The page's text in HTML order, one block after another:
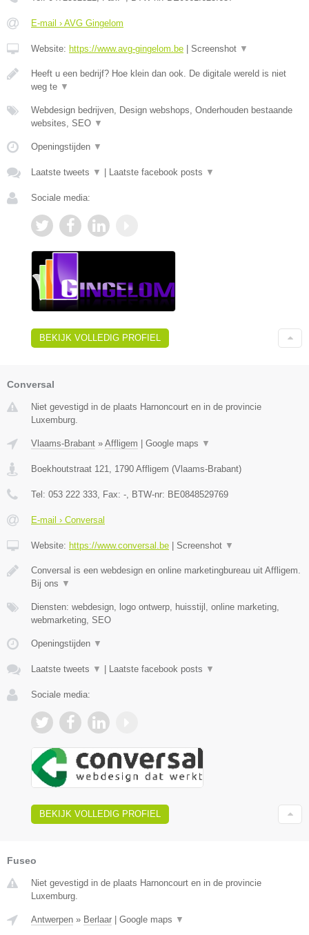
E-mail › AVG Gingelom
Website: https://www.avg-gingelom.be Screenshot ▼
Heeft u een bedrijf? Hoe klein dan ook. De digitale wereld is niet
weg te ▼
Webdesign bedrijven, Design webshops, Onderhouden bestaande
websites, SEO ▼
Openingstijden ▼
Laatste tweets ▼ Laatste facebook posts ▼
Sociale media:
BEKIJK VOLLEDIG PROFIEL
Conversal
Niet gevestigd in de plaats Harnoncourt en in de provincie
Luxemburg.
Vlaams-Brabant » Affligem | Google maps ▼
Boekhoutstraat 121 1790 Affligem (Vlaams-Brabant)
Tel: 053 222 333 , Fax: - , BTW-nr: BE0848529769
E-mail › Conversal
Website: https://www.conversal.be | Screenshot ▼
Conversal is een webdesign en online marketingbureau uit Affligem.
Bij ons ▼
Diensten: webdesign, logo ontwerp, huisstijl, online marketing,
webmarketing, SEO
Openingstijden ▼
Laatste tweets ▼ | Laatste facebook posts ▼
Sociale media:
BEKIJK VOLLEDIG PROFIEL
Fuseo
Niet gevestigd in de plaats Harnoncourt en in de provincie
Luxemburg.
Antwerpen » Berlaar Google maps ▼